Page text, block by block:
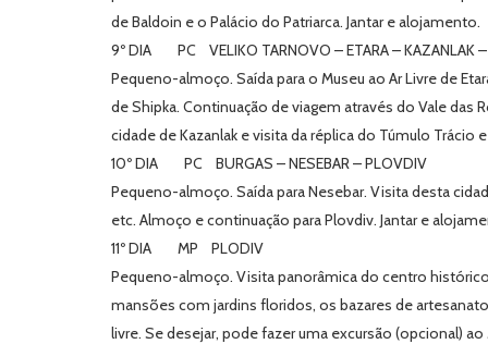
de Baldoin e o Palácio do Patriarca. Jantar e alojamento.
9º DIA PC VELIKO TARNOVO – ETARA – KAZANLAK –
Pequeno-almoço. Saída para o Museu ao Ar Livre de
de Shipka. Continuação de viagem através do Vale
cidade de Kazanlak e visita da réplica do Túmulo
10º DIA PC BURGAS – NESEBAR – PLOVDIV
Pequeno-almoço. Saída para Nesebar. Visita desta
etc. Almoço e continuação para Plovdiv. Jantar e
11º DIA MP PLODIV
Pequeno-almoço. Visita panorâmica do centro
mansões com jardins floridos, os bazares de
livre. Se desejar, pode fazer uma excursão (opcional)